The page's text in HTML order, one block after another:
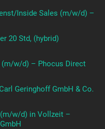
Inside Sales (m/w/d) –
20 Std, (hybrid)
(m/w/d) – Phocus Direct
Geringhoff GmbH & Co.
w/d) in Vollzeit –